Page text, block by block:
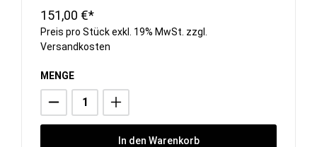
151,00 €*
Preis pro Stück exkl. 19% MwSt. zzgl.
Versandkosten
MENGE
In den Warenkorb